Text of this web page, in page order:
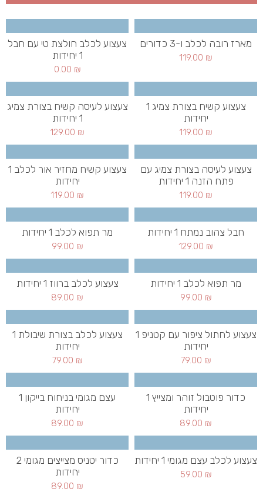
מארז רובה לכלב ו-3 כדורים
119.00 ₪
צעצוע לכלב חולצת טי עם חבל
1 יחידות
0.00 ₪
צעצוע קשיח בצורת צמיג 1
יחידות
119.00 ₪
צעצוע לעיסה קשיח בצורת צמיג
1 יחידות
129.00 ₪
צעצוע לעיסה בצורת צמיג עם
פתח הזנה 1 יחידות
119.00 ₪
צעצוע קשיח מחזיר אור לכלב 1
יחידות
119.00 ₪
חבל צהוב נמתח 1 יחידות
129.00 ₪
מר תפוא לכלב 1 יחידות
99.00 ₪
מר תפוא לכלב 1 יחידות
99.00 ₪
צעצוע לכלב ברווז 1 יחידות
89.00 ₪
צעצוע לחתול ציפור עם קטניפ 1
יחידות
79.00 ₪
צעצוע לכלב בצורת שיבולת 1
יחידות
79.00 ₪
כדור פוטבול זוהר ומצייץ 1
יחידות
89.00 ₪
עצם מגומי בניחוח בייקון 1
יחידות
89.00 ₪
צעצוע לכלב עצם מגומי 1 יחידות
59.00 ₪
כדור יטניס מצייצים מגומי 2
יחידות
89.00 ₪